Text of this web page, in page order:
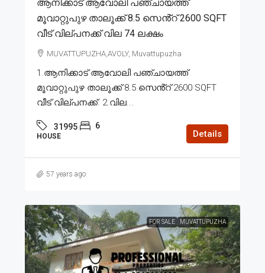
ആനിക്കാട് ആവോലി പഞ്ചായത്ത്
മൂവാറ്റുപുഴ താലൂക്ക് 8.5 സെൻ്റ് 2600 SQFT
വീട് വില്പനക്ക് വില 74 ലക്ഷം
MUVATTUPUZHA,AVOLY, Muvattupuzha
1.ആനിക്കാട് ആവോലി പഞ്ചായത്ത്
മൂവാറ്റുപുഴ താലൂക്ക് 8.5 സെൻ്റ് 2600 SQFT
വീട് വില്പനക്ക്. 2.വില...
31995 6
HOUSE Details
57 years ago
FOR SALE MUVATTUPUZHA